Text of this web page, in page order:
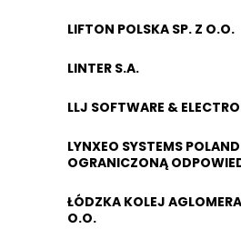
LIFTON POLSKA SP. Z O.O.
LINTER S.A.
LLJ SOFTWARE &
LYNXEO SYSTEMS
OGRANICZONĄ
ŁÓDZKA KOLEJ
O.O.